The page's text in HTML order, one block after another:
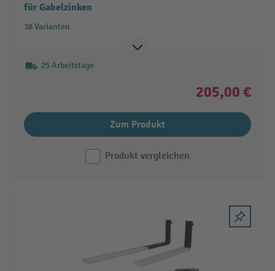
für Gabelzinken
38 Varianten
25 Arbeitstage
205,00 €
Zum Produkt
Produkt vergleichen